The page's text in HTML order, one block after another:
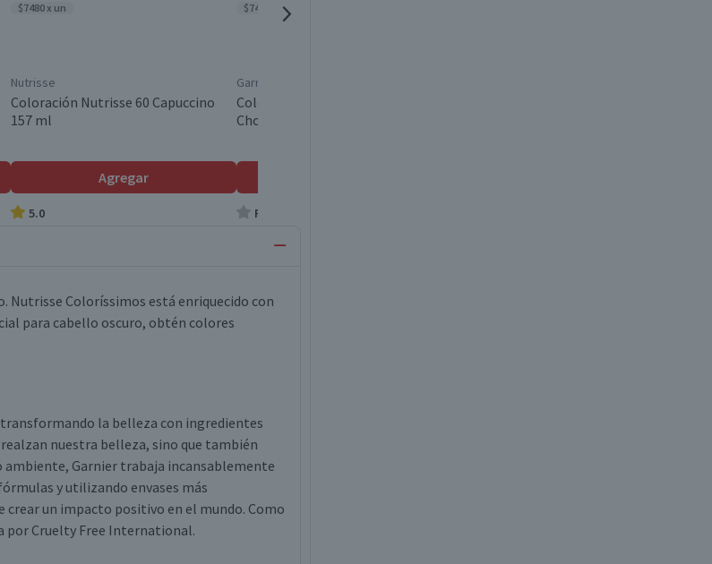
$7480 x un
Nutrisse
Coloración Nutrisse 60 Capuccino
157 ml
Agregar
5.0
$7480 x un
Garnier
Coloración Garnier Nutrisse 52
Chocolatisimo 157 ml
Producto sin calificar
Nutrisse Coloríssimos está enriquecido con
para cabello oscuro, obtén colores
transformando la belleza con ingredientes
nuestra belleza, sino que también
Garnier trabaja incansablemente
y utilizando envases más
crear un impacto positivo en el mundo. Como
por Cruelty Free International.